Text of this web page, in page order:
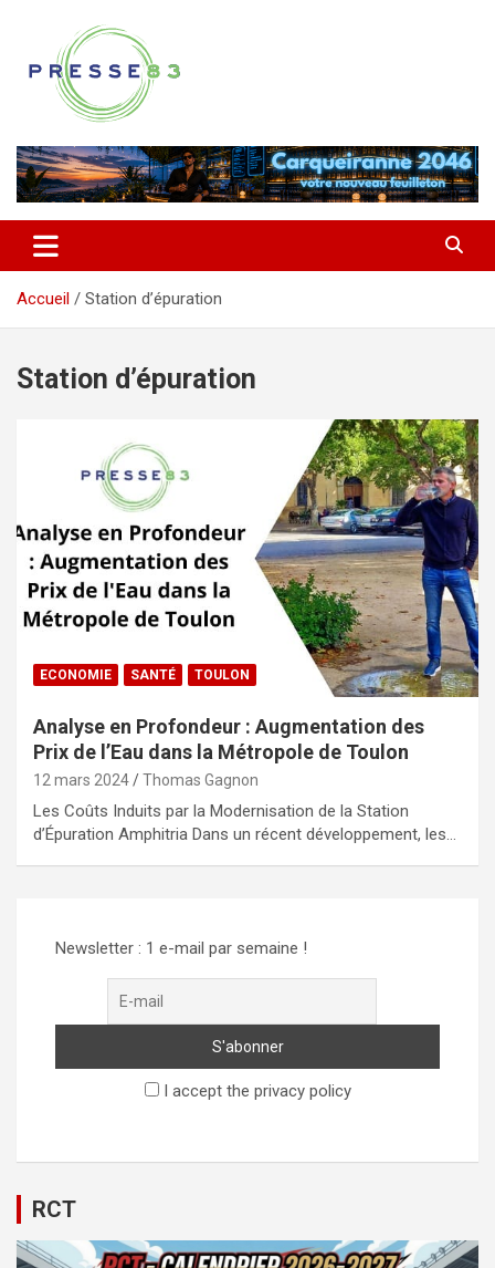
contenu
Presse 83
Accueil Station d’épuration
Station d’épuration
ECONOMIE SANTÉ TOULON
Analyse en Profondeur : Augmentation des
Prix de l’Eau dans la Métropole de Toulon
12 mars 2024 Thomas Gagnon
Les Coûts Induits par la Modernisation de la Station
d’Épuration Amphitria Dans un récent développement, les…
Newsletter : 1 e-mail par semaine !
I accept the privacy policy
RCT